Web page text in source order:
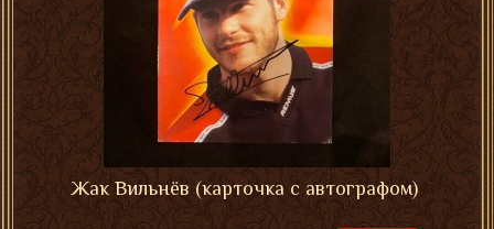
Жак Вильнёв (карточка с автографом)